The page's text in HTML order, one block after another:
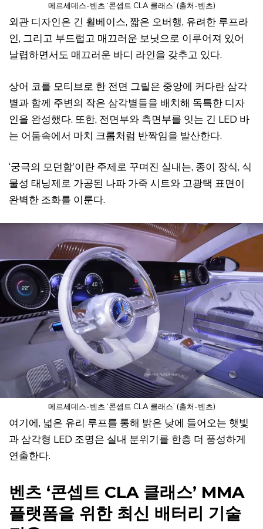
메르세데스-벤츠 ‘콘셉트 CLA 클래스’ (출처-벤츠)
외관 디자인은 긴 휠베이스, 짧은 오버행, 유려한 루프라
인, 그리고 부드럽고 매끄러운 보닛으로 이루어져 있어
날렵하면서도 매끄러운 바디 라인을 갖추고 있다.
상어 코를 모티브로 한 전면 그릴은 중앙에 커다란 삼각
별과 함께 주변의 작은 삼각별들을 배치해 독특한 디자
인을 완성했다. 또한, 전면부와 측면부를 잇는 긴 LED 바
는 어둠속에서 마치 크롬처럼 반짝임을 발산한다.
‘궁극의 모던함’이란 주제로 꾸며진 실내는, 종이 장식, 식
물성 태닝제로 가공된 나파 가죽 시트와 고광택 표면이
완벽한 조화를 이룬다.
메르세데스-벤츠 ‘콘셉트 CLA 클래스’ (출처-벤츠)
여기에, 넓은 유리 루프를 통해 밝은 낮에 들어오는 햇빛
과 삼각형 LED 조명은 실내 분위기를 한층 더 풍성하게
연출한다.
벤츠 ‘콘셉트 CLA 클래스’ MMA
플랫폼을 위한 최신 배터리 기술